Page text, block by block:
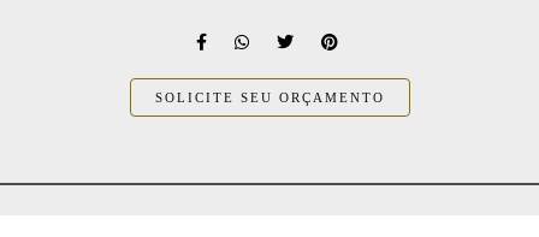
SOLICITE SEU ORÇAMENTO